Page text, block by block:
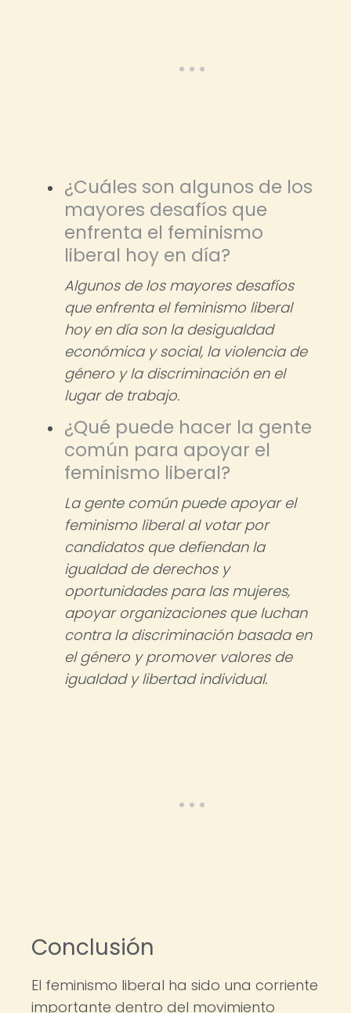
¿Cuáles son algunos de los
mayores desafíos que
enfrenta el feminismo
liberal hoy en día?
Algunos de los mayores desafíos
que enfrenta el feminismo liberal
hoy en día son la desigualdad
económica y social, la violencia de
género y la discriminación en el
lugar de trabajo.
¿Qué puede hacer la gente
común para apoyar el
feminismo liberal?
La gente común puede apoyar el
feminismo liberal al votar por
candidatos que defiendan la
igualdad de derechos y
oportunidades para las mujeres,
apoyar organizaciones que luchan
contra la discriminación basada en
el género y promover valores de
igualdad y libertad individual.
Conclusión
El feminismo liberal ha sido una corriente
importante dentro del movimiento